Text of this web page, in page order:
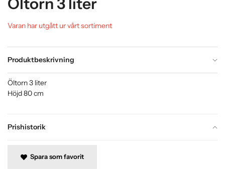
Öltorn 3 liter
Varan har utgått ur vårt sortiment
Produktbeskrivning
Prishistorik
Öltorn 3 liter
Höjd 80 cm
Spara som favorit